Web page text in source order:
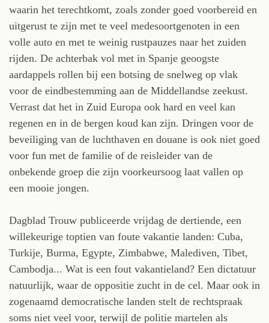
waarin het terechtkomt, zoals zonder goed voorbereid en
uitgerust te zijn met te veel medesoortgenoten in een
volle auto en met te weinig rustpauzes naar het zuiden
rijden. De achterbak vol met in Spanje geoogste
aardappels rollen bij een botsing de snelweg op vlak
voor de eindbestemming aan de Middellandse zeekust.
Verrast dat het in Zuid Europa ook hard en veel kan
regenen en in de bergen koud kan zijn. Dringen voor de
beveiliging van de luchthaven en douane is ook niet goed
voor fun met de familie of de reisleider van de
onbekende groep die zijn voorkeursoog laat vallen op
een mooie jongen.
Dagblad Trouw publiceerde vrijdag de dertiende, een
willekeurige toptien van foute vakantie landen: Cuba,
Turkije, Burma, Egypte, Zimbabwe, Malediven, Tibet,
Cambodja... Wat is een fout vakantieland? Een dictatuur
natuurlijk, waar de oppositie zucht in de cel. Maar ook in
zogenaamd democratische landen stelt de rechtspraak
soms niet veel voor, terwijl de politie martelen als